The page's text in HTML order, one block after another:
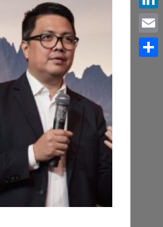
Email